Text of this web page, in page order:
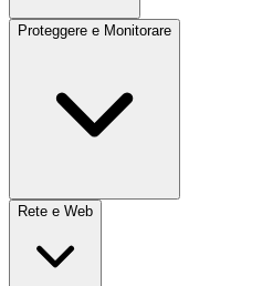
Proteggere e Monitorare
Rete e Web